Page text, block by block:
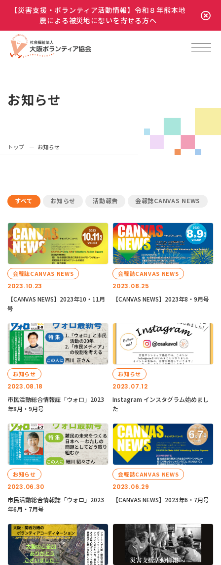
【災害支援・ボランティア活動情報】令和８年熊本地
震による被災地に想いを寄せる方へ
お知らせ
トップ お知らせ
すべて お知らせ 活動報告 会報誌CANVAS NEWS
2023.10.23
会報誌CANVAS NEWS
【CANVAS NEWS】2023年10・11月
号
2023.08.25
会報誌CANVAS NEWS
【CANVAS NEWS】2023年8・9月号
2023.08.18
お知らせ
市民活動総合情報誌「ウォロ」2023
年8月・9月号
2023.07.12
お知らせ
Instagram インスタグラム始めまし
た
2023.06.30
お知らせ
市民活動総合情報誌「ウォロ」2023
年6月・7月号
2023.06.29
会報誌CANVAS NEWS
【CANVAS NEWS】2023年6・7月号